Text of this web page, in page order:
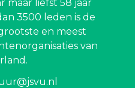
maar liefst 58 jaar
3500 leden is de
en meest
van